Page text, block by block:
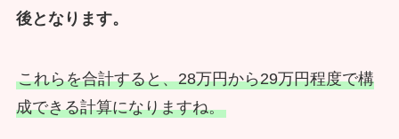
後となります。
これらを合計すると、28万円から29万円程度で構
成できる計算になりますね。